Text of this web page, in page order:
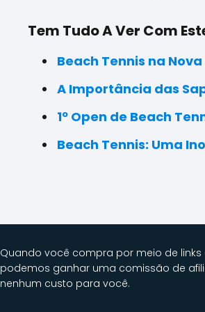
Tem Tudo A Ver Com
Beach Tennis na
A Importância das
1º Open de Beach
Beach Tennis: Uma
Quando você compra por meio de links
podemos ganhar uma comissão de
nenhum custo para você.